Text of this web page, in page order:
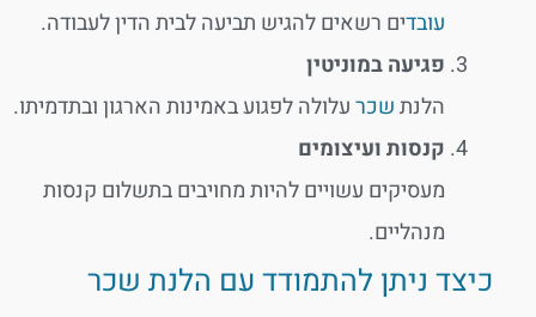
עובדים רשאים להגיש תביעה לבית הדין לעבודה.
פגיעה במוניטין
הלנתשכרעלולה לפגוע באמינות הארגון ובתדמיתו.
קנסות ועיצומים
מעסיקים עשויים להיות מחויבים בתשלום קנסות
מנהליים.
כיצד ניתן להתמודד עם הלנת שכר